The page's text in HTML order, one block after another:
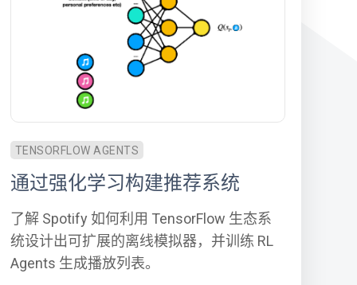
TENSORFLOW AGENTS
通过强化学习构建推荐系统
了解 Spotify 如何利用 TensorFlow 生态系
统设计出可扩展的离线模拟器，并训练 RL
Agents 生成播放列表。